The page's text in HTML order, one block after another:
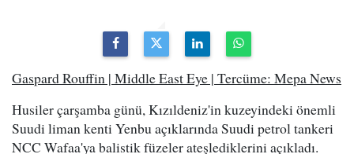
Gaspard Rouffin | Middle East Eye | Tercüme: Mepa News
Husiler çarşamba günü, Kızıldeniz'in kuzeyindeki önemli
Suudi liman kenti Yenbu açıklarında Suudi petrol tankeri
NCC Wafaa'ya balistik füzeler ateşlediklerini açıkladı.